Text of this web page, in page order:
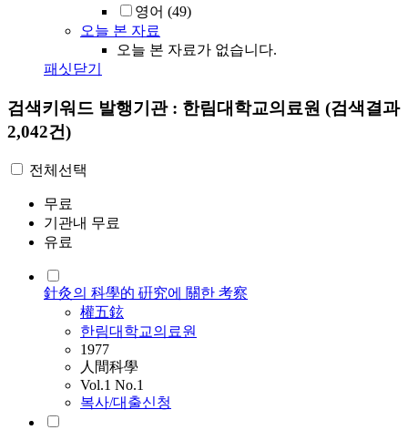
영어 (49)
오늘 본 자료
오늘 본 자료가 없습니다.
패싯닫기
검색키워드 발행기관 : 한림대학교의료원 (검색결과
2,042건)
전체선택
무료
기관내 무료
유료
針灸의 科學的 硏究에 關한 考察
權五鉉
한림대학교의료원
1977
人間科學
Vol.1 No.1
복사/대출신청